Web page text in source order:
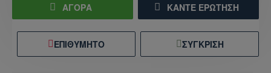
ΑΓΟΡΑ ΚΆΝΤΕ ΕΡΏΤΗΣΗ
ΕΠΙΘΥΜΗΤΌ ΣΎΓΚΡΙΣΗ